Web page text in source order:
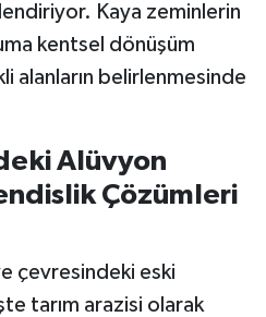
Kaya zeminlerin
kentsel dönüşüm
alanların belirlenmesinde
Alüvyon
Çözümleri
çevresindeki eski
tarım arazisi olarak